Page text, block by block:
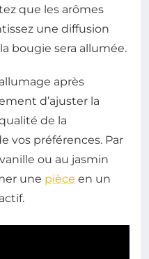
que les arômes
une diffusion
bougie sera allumée.
après
d’ajuster la
de la
vos préférences. Par
ou au jasmin
une pièce en un